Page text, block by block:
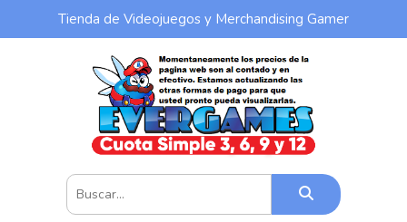
Tienda de Videojuegos y Merchandising Gamer